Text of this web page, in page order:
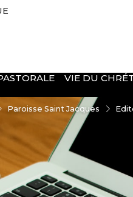
VIE DU
Paroisse Saint Jacques